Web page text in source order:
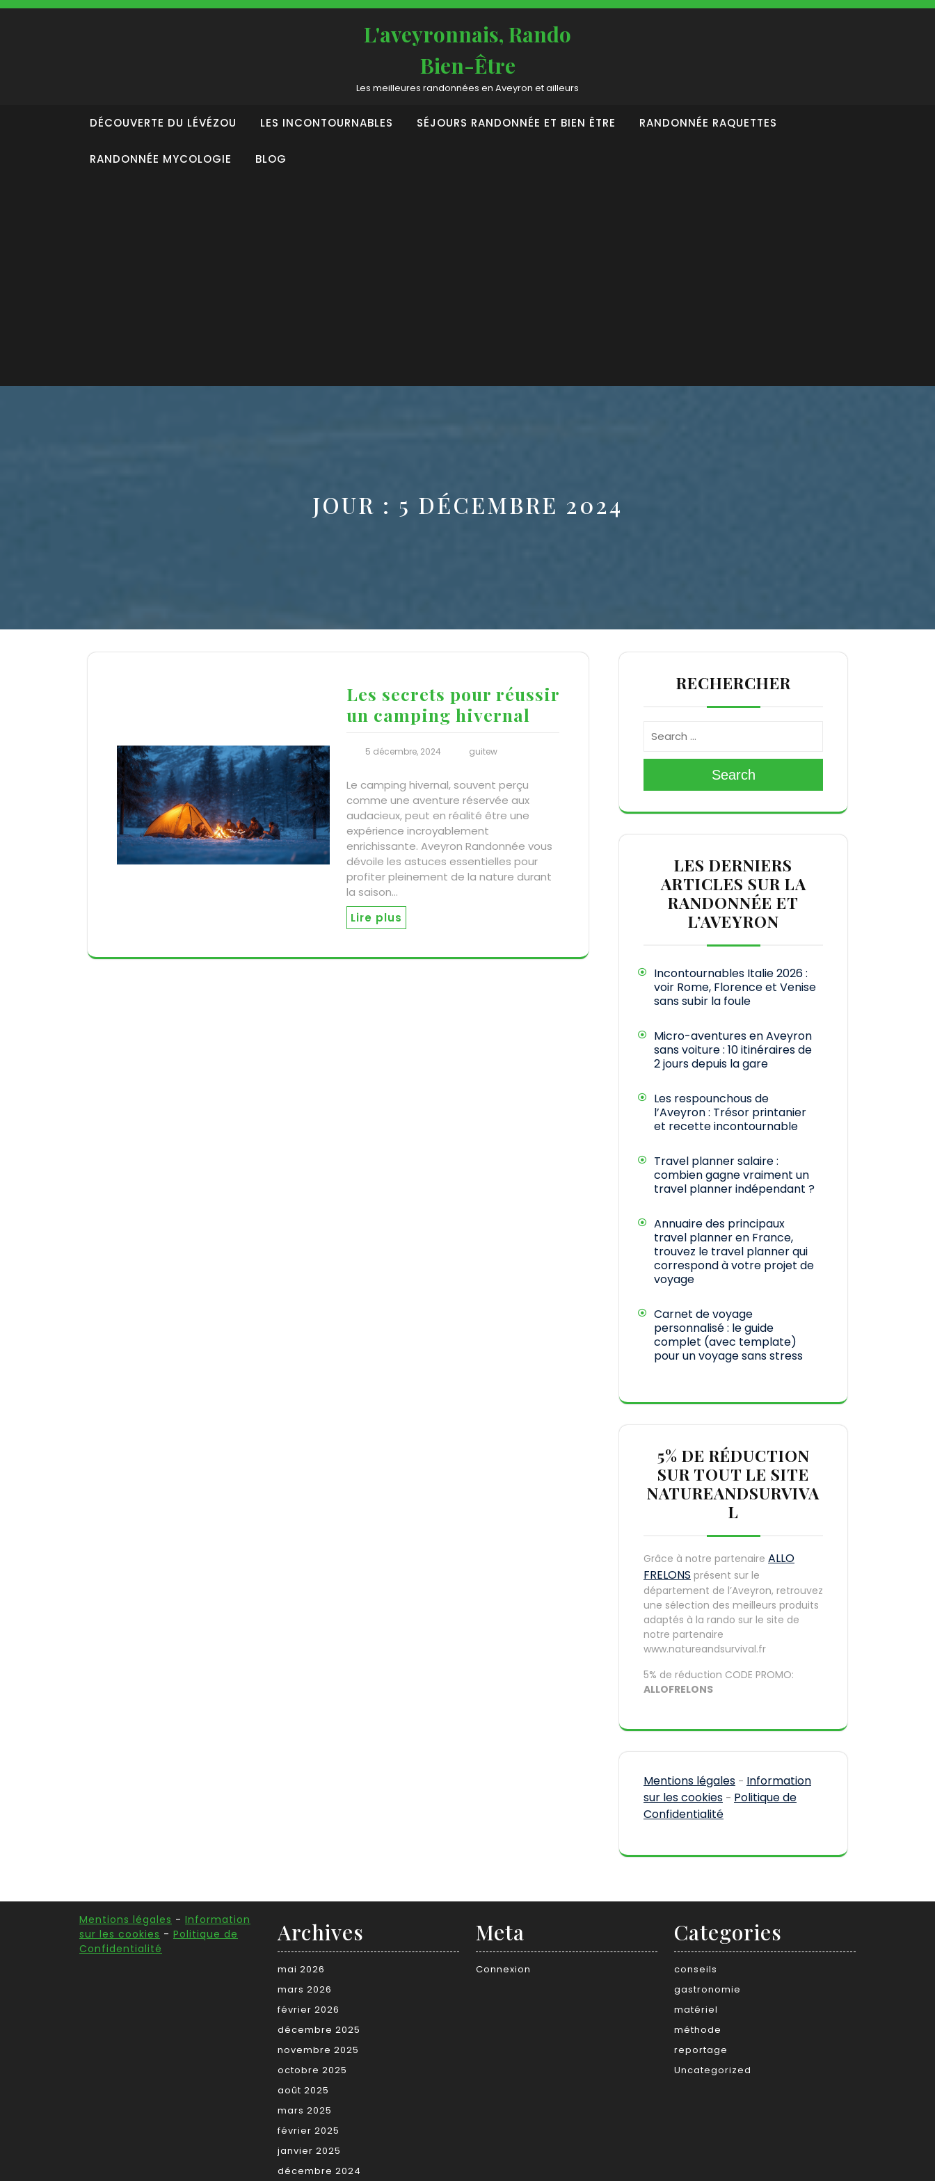
Skip
L'aveyronnais, Rando
Bien-Être
Les meilleures randonnées en Aveyron et ailleurs
DÉCOUVERTE DU LÉVÉZOU LES INCONTOURNABLES SÉJOURS RANDONNÉE ET BIEN ÊTRE RANDONNÉE RAQUETTES
RANDONNÉE MYCOLOGIE BLOG
JOUR : 5 DÉCEMBRE 2024
Les secrets pour réussir
un camping hivernal
5 décembre, 2024 guitew
Le camping hivernal, souvent perçu
comme une aventure réservée aux
audacieux, peut en réalité être une
expérience incroyablement
enrichissante. Aveyron Randonnée vous
dévoile les astuces essentielles pour
profiter pleinement de la nature durant
la saison…
Lire plus
RECHERCHER
Search
LES DERNIERS
ARTICLES SUR LA
RANDONNÉE ET
L’AVEYRON
Incontournables Italie 2026 :
voir Rome, Florence et Venise
sans subir la foule
Micro-aventures en Aveyron
sans voiture : 10 itinéraires de
2 jours depuis la gare
Les respounchous de
l’Aveyron : Trésor printanier
et recette incontournable
Travel planner salaire :
combien gagne vraiment un
travel planner indépendant ?
Annuaire des principaux
travel planner en France,
trouvez le travel planner qui
correspond à votre projet de
voyage
Carnet de voyage
personnalisé : le guide
complet (avec template)
pour un voyage sans stress
5% DE RÉDUCTION
SUR TOUT LE SITE
NATUREANDSURVIVA
L
Grâce à notre partenaire ALLO
FRELONS présent sur le
département de l’Aveyron, retrouvez
une sélection des meilleurs produits
adaptés à la rando sur le site de
notre partenaire
www.natureandsurvival.fr
5% de réduction CODE PROMO:
ALLOFRELONS
Mentions légales - Information
sur les cookies - Politique de
Confidentialité
Mentions légales - Information
sur les cookies - Politique de
Confidentialité
Archives
mai 2026
mars 2026
février 2026
décembre 2025
novembre 2025
octobre 2025
août 2025
mars 2025
février 2025
janvier 2025
décembre 2024
Meta
Connexion
Categories
conseils
gastronomie
matériel
méthode
reportage
Uncategorized